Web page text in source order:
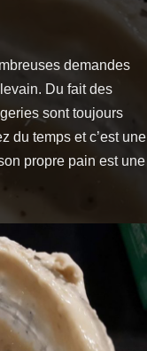
demandes
Du fait des
sont toujours
du temps et c’est une
propre pain est une